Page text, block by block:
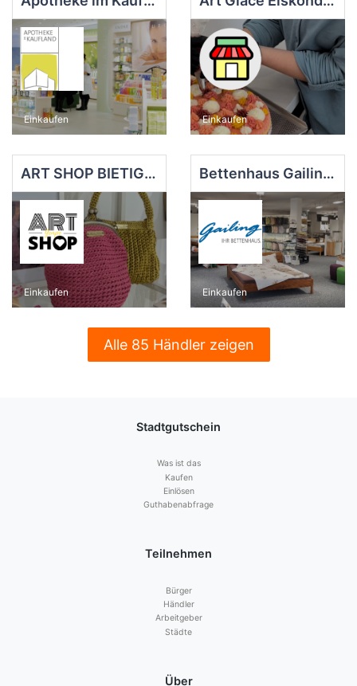
Einkaufen Einkaufen
ART SHOP BIETIGHEIM
Einkaufen
Bettenhaus Gailing e.K.
Einkaufen
Alle 85 Händler zeigen
Stadtgutschein
Was ist das
Kaufen
Einlösen
Guthabenabfrage
Teilnehmen
Bürger
Händler
Arbeitgeber
Städte
Über